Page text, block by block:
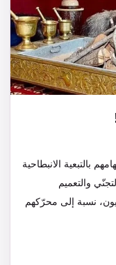
بالتبعية الانبطاحية
والتعميم
نسبة إلى محرّكهم